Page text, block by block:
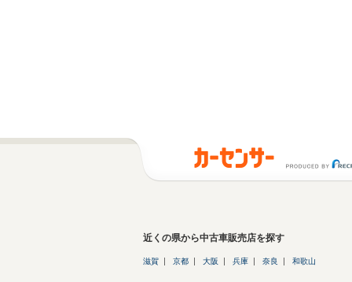
近くの県から中古車販売店を探す
滋賀 京都 大阪 兵庫 奈良 和歌山